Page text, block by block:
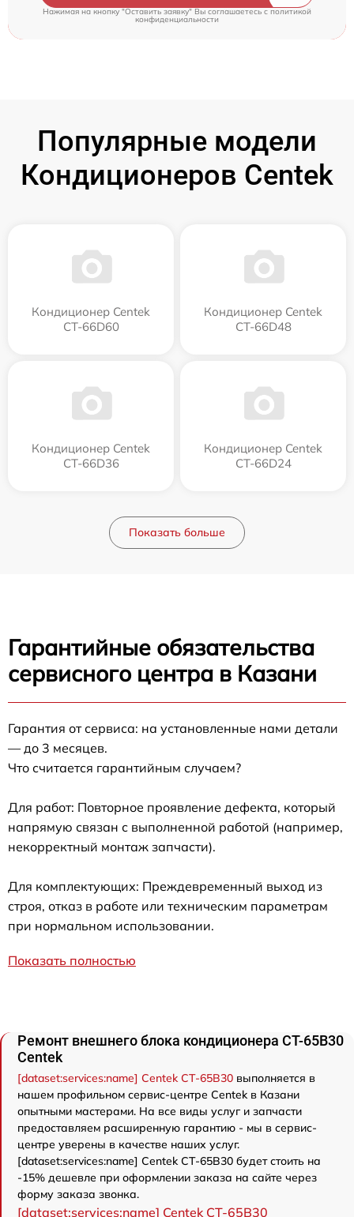
Нажимая на кнопку "Оставить заявку" Вы соглашаетесь c политикой
конфиденциальности
Популярные модели
Кондиционеров Centek
Кондиционер Centek
CT-66D60
Кондиционер Centek
CT-66D48
Кондиционер Centek
CT-66D36
Кондиционер Centek
CT-66D24
Показать больше
Гарантийные обязательства
сервисного центра в Казани
Гарантия от сервиса: на установленные нами детали
— до 3 месяцев.
Что считается гарантийным случаем?
Для работ: Повторное проявление дефекта, который
напрямую связан с выполненной работой (например,
некорректный монтаж запчасти).
Для комплектующих: Преждевременный выход из
строя, отказ в работе или техническим параметрам
при нормальном использовании.
Показать полностью
Ремонт внешнего блока кондиционера CT-65B30
Centek
[dataset:services:name] Centek CT-65B30 выполняется в
нашем профильном сервис-центре Centek в Казани
опытными мастерами. На все виды услуг и запчасти
предоставляем расширенную гарантию - мы в сервис-
центре уверены в качестве наших услуг.
[dataset:services:name] Centek CT-65B30 будет стоить на
-15% дешевле при оформлении заказа на сайте через
форму заказа звонка.
[dataset:services:name] Centek CT-65B30